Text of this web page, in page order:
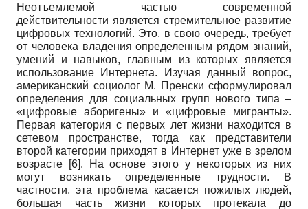
Неотъемлемой частью современной
действительности является стремительное развитие
цифровых технологий. Это, в свою очередь, требует
от человека владения определенным рядом знаний,
умений и навыков, главным из которых является
использование Интернета. Изучая данный вопрос,
американский социолог М. Пренски сформулировал
определения для социальных групп нового типа –
«цифровые аборигены» и «цифровые мигранты».
Первая категория с первых лет жизни находится в
сетевом пространстве, тогда как представители
второй категории приходят в Интернет уже в зрелом
возрасте [6]. На основе этого у некоторых из них
могут возникать определенные трудности. В
частности, эта проблема касается пожилых людей,
большая часть жизни которых протекала до